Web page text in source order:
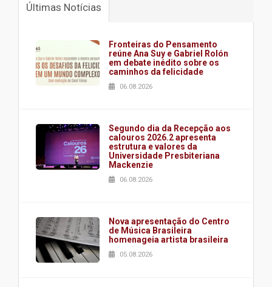
Últimas Notícias
Fronteiras do Pensamento
reúne Ana Suy e Gabriel Rolón
em debate inédito sobre os
caminhos da felicidade
06.08.2026
Segundo dia da Recepção aos
calouros 2026.2 apresenta
estrutura e valores da
Universidade Presbiteriana
Mackenzie
06.08.2026
Nova apresentação do Centro
de Música Brasileira
homenageia artista brasileira
05.08.2026